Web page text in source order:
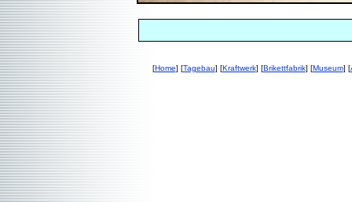
[Home] [Tagebau] [Kraftwerk] [Brikettfabrik] [Museum] [